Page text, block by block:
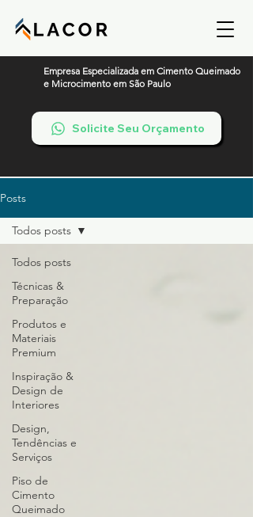
Empresa Especializada em Cimento Queimado
e Microcimento em São Paulo
Solicite Seu Orçamento
Posts
Todos posts
Técnicas &
Preparação
Produtos e
Materiais
Premium
Inspiração &
Design de
Interiores
Design,
Tendências e
Serviços
Piso de
Cimento
Queimado
Todos posts